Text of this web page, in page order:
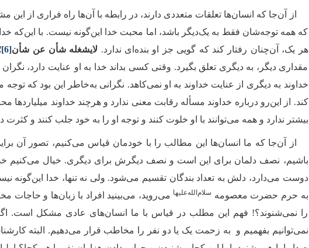
از آن‌جا که انسان‌ها تعلقات متعددی دارند، در رابطه با آن‌ها راه فراری از
که همه توجه‌شان فقط به یک‌دیگر باشد، اما محبت خدا این‌گونه نیست. با این‌که خدا
هر یک، آن‌چنان رفتار کند که گویی جز او بنده‌ای ندارد. لایشغله شأن عن شأن[6]
مقداری دیگر، به دیگری تعلق بگیرد. وقتی کسی بداند خدا به او عنایت دارد،
خداوند به دیگری از عنایت خداوند به او نمی‌کاهد. نگرانی به‌خاطر این بود که
کند. از این‌رو درباره خداوند مسأله رقابت معنی ندارد و هرچند خداوند
بیشتر ندارد و همه می‌توانند با او خلوت کنند و توجه او را به خود جلب کنند و
از آن‌جا که ما انسان‌ها این مطالب را با خودمان قیاس می‌کنیم، تصور آن‌
باشیم، نصف دلمان برای این است و نصف دیگرش برای دیگری. خیال می‌کنیم خدا
دوست می‌دارد، دلش به تعداد بندگان تقسیم می‌شود. ولی نه تنها، خدا این‌گونه
به حرم حضرت معصومه سلام‌الله‌علیها می‌روید، می‌بینید افراد با زبان‌ها و حاجات
را نمی‌شنوند؟! فهم این مطلب در قیاس با ما انسان‌های عادی مشکل است. اگر
نمی‌توانیم بفهمیم و به زحمت یک یا دو نفر را مخاطب قرار می‌دهیم. البته